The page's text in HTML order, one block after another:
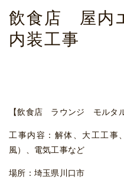
飲食店 屋内
内装工事
【飲食店 ラウンジ モルタル
工事内容：解体、大工工事
風）、電気工事など
場所：埼玉県川口市